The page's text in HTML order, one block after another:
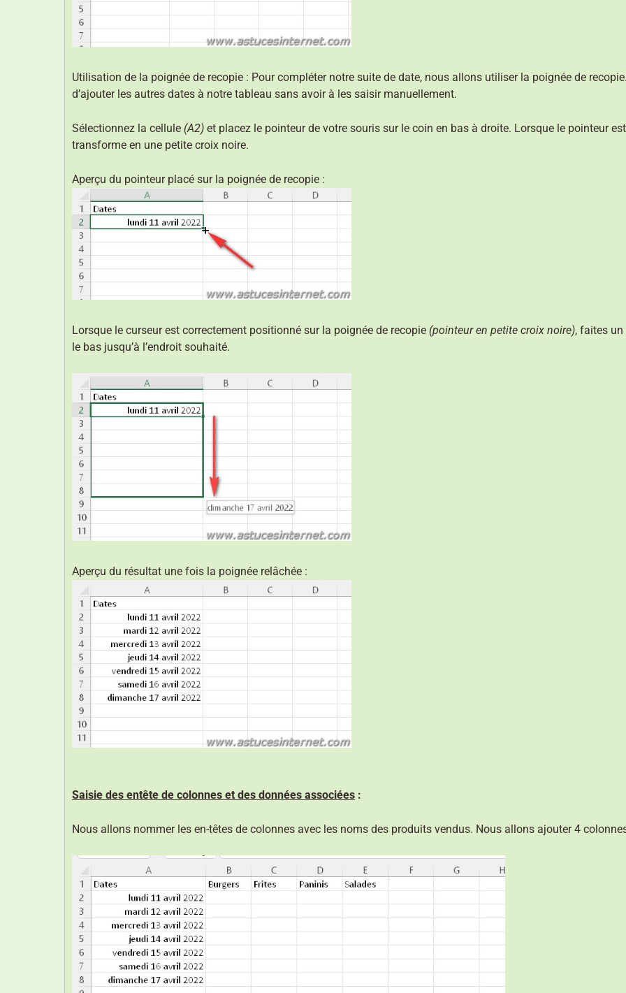
Utilisation de la poignée de recopie : Pour compléter notre suite de date, nous allons utiliser la poignée de
d’ajouter les autres dates à notre tableau sans avoir à les saisir manuellement.
Sélectionnez la cellule (A2) et placez le pointeur de votre souris sur le coin en bas à droite. Lorsque le pointeur
transforme en une petite croix noire.
Aperçu du pointeur placé sur la poignée de recopie :
Lorsque le curseur est correctement positionné sur la poignée de recopie (pointeur en petite croix noire), faites
le bas jusqu’à l’endroit souhaité.
Aperçu du résultat une fois la poignée relâchée :
Saisie des entête de colonnes et des données associées :
Nous allons nommer les en-têtes de colonnes avec les noms des produits vendus. Nous allons ajouter 4